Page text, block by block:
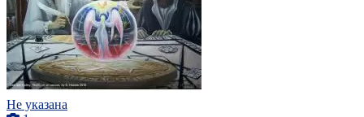
Не указана